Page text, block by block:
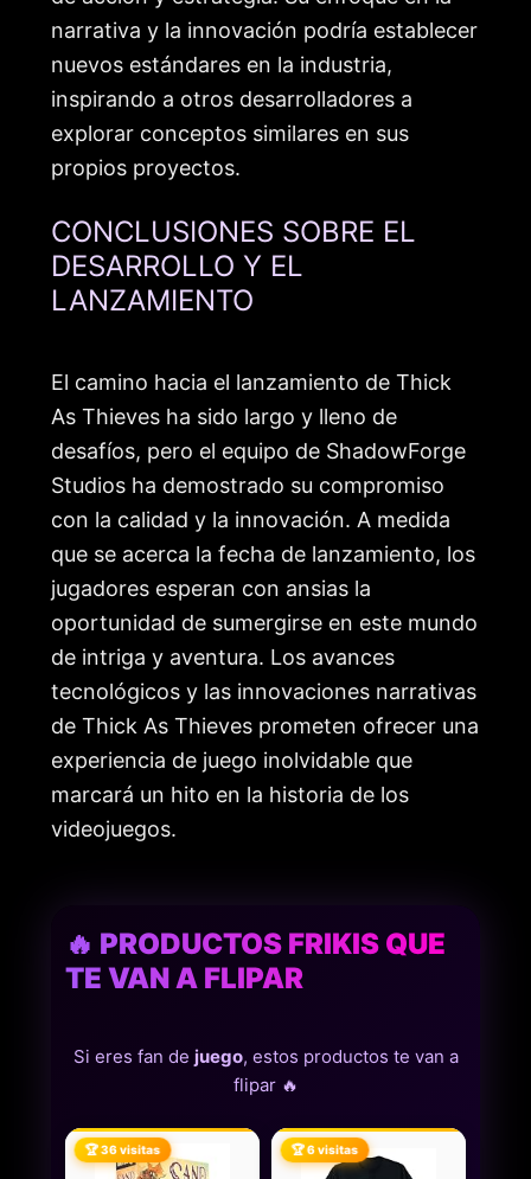
narrativa y la innovación podría establecer
nuevos estándares en la industria,
inspirando a otros desarrolladores a
explorar conceptos similares en sus
propios proyectos.
CONCLUSIONES SOBRE EL
DESARROLLO Y EL
LANZAMIENTO
El camino hacia el lanzamiento de Thick
As Thieves ha sido largo y lleno de
desafíos, pero el equipo de ShadowForge
Studios ha demostrado su compromiso
con la calidad y la innovación. A medida
que se acerca la fecha de lanzamiento, los
jugadores esperan con ansias la
oportunidad de sumergirse en este mundo
de intriga y aventura. Los avances
tecnológicos y las innovaciones narrativas
de Thick As Thieves prometen ofrecer una
experiencia de juego inolvidable que
marcará un hito en la historia de los
videojuegos.
🔥 PRODUCTOS FRIKIS QUE
TE VAN A FLIPAR
Si eres fan de juego, estos productos te van a
flipar 🔥
🏆 36 visitas 🏆 6 visitas